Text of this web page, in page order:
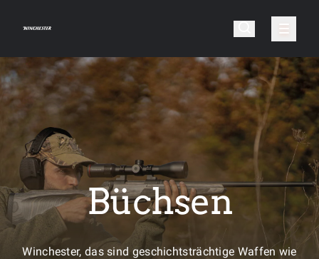
Büchsen
Winchester, das sind geschichtsträchtige Waffen wie